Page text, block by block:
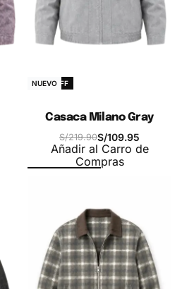
-50% OFF
NUEVO
Casaca Milano Gray
S/219.90S/109.95
Añadir al Carro de
Compras